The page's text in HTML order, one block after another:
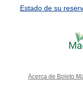
Estado de su
Acerca de Boleto